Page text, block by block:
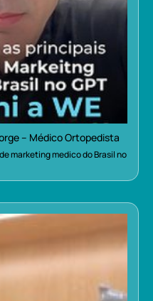
– Médico Ortopedista
marketing medico do Brasil no